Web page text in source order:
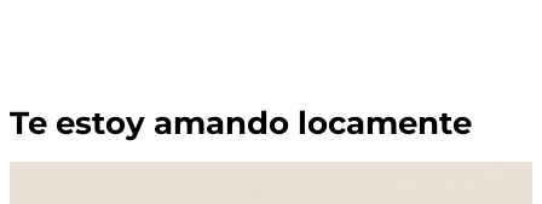
Te estoy amando locamente